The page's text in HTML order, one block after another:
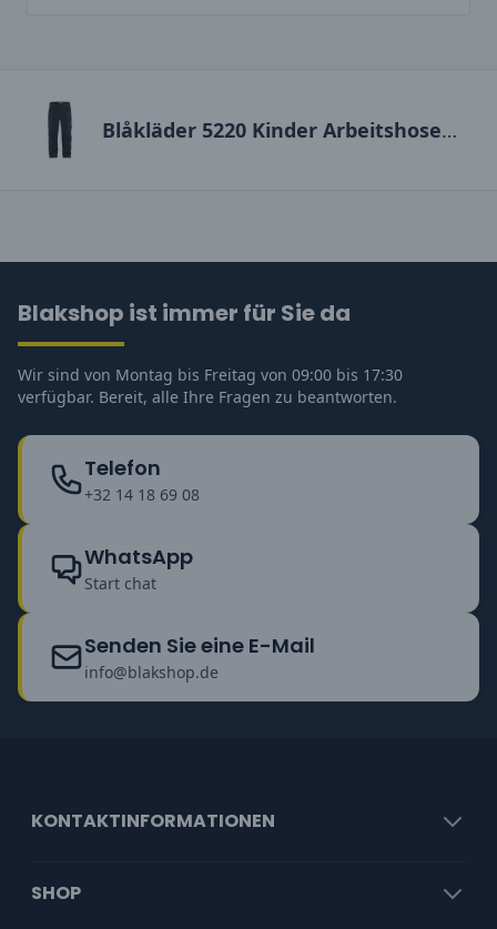
Blåkläder 5220 Kinder Arbeitshose Softshell
Blakshop ist immer für Sie da
Wir sind von Montag bis Freitag von 09:00 bis 17:30
verfügbar. Bereit, alle Ihre Fragen zu beantworten.
Telefon
+32 14 18 69 08
WhatsApp
Start chat
Senden Sie eine E-Mail
info@blakshop.de
KONTAKTINFORMATIONEN
SHOP